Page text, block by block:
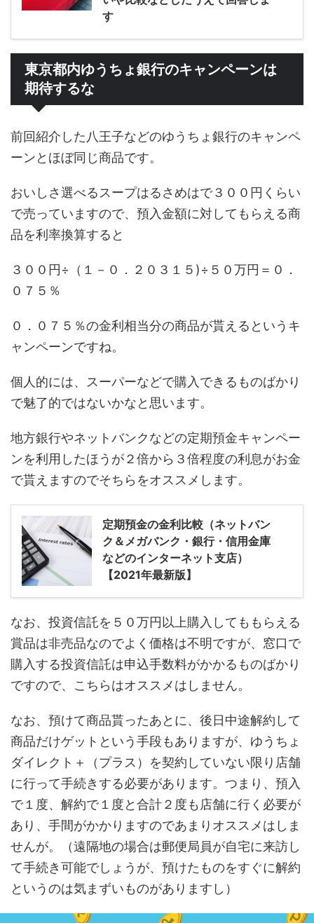
す
東京都内ゆうちょ銀行のキャンペーンは
期待するな
前回紹介した八王子などのゆうちょ銀行のキャンペ
ーンとほぼ同じ商品です。
おいしさ選べるスープはるさめはで３００円くらい
で売っていますので、預入金額に対してもらえる商
品を利率換算すると
３００円÷（１－０．２０３１５)÷５０万円＝０．
０７５％
０．０７５％の金利相当分の商品が貰えるというキ
ャンペーンですね。
個人的には、スーパーなどで購入できるものばかり
で魅了的ではないかなと思います。
地方銀行やネットバンクなどの定期預金キャンペー
ンを利用したほうが２倍から３倍程度の利息がお金
で貰えますのでそちらをオススメします。
定期預金の金利比較（ネットバン
ク＆メガバンク・銀行・信用金庫
などのインターネット支店）
【2021年最新版】
なお、投資信託を５０万円以上購入してももらえる
賞品は非売品なのでよく価格は不明ですが、窓口で
購入する投資信託は申込手数料がかかるものばかり
ですので、こちらはオススメはしません。
なお、預けて商品貰ったあとに、後日中途解約して
商品だけゲットという手段もありますが、ゆうちょ
ダイレクト＋（プラス）を契約していない限り店舗
に行って手続きする必要があります。つまり、預入
で１度、解約で１度と合計２度も店舗に行く必要が
あり、手間がかかりますのであまりオススメはしま
せんが。（遠隔地の場合は郵便局員が自宅に来訪し
て手続き可能でしょうが、預けたものをすぐに解約
というのは気まずいものがありますし）